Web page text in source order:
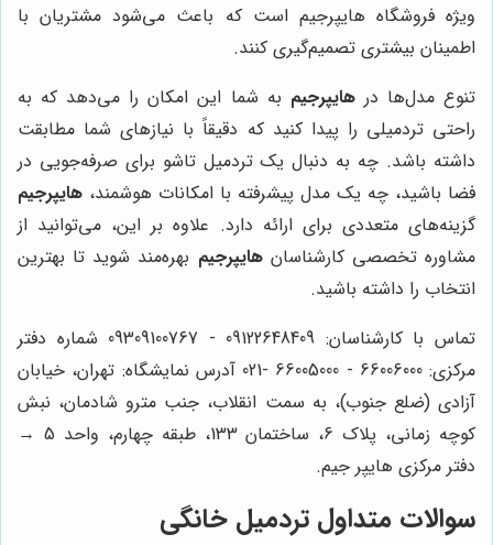
ویژه فروشگاه هایپرجیم است که باعث می‌شود مشتریان با
اطمینان بیشتری تصمیم‌گیری کنند.
تنوع مدل‌ها درهایپرجیم به شما این امکان را می‌دهد که به
راحتی تردمیلی را پیدا کنید که دقیقاً با نیازهای شما مطابقت
داشته باشد. چه به دنبال یک تردمیل تاشو برای صرفه‌جویی در
فضا باشید، چه یک مدل پیشرفته با امکانات هوشمند، هایپرجیم
گزینه‌های متعددی برای ارائه دارد. علاوه بر این، می‌توانید از
مشاوره تخصصی کارشناسانهایپرجیم بهره‌مند شوید تا بهترین
انتخاب را داشته باشید.
تماس با کارشناسان: 09122648409 - 09309100767 شماره دفتر
مرکزی: 66006000 - 66005000 -021 آدرس نمایشگاه: تهران، خیابان
آزادی (ضلع جنوب)، به سمت انقلاب، جنب مترو شادمان، نبش
کوچه زمانی، پلاک 6، ساختمان 133، طبقه چهارم، واحد 5 →
دفتر مرکزی هایپر جیم.
سوالات متداول تردمیل خانگی